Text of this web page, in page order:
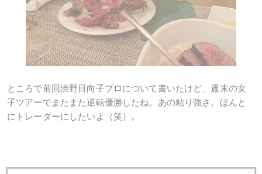
ところで前回渋野日向子プロについて書いたけど、週末の女
子ツアーでまたまた逆転優勝したね。あの粘り強さ。ほんと
にトレーダーにしたいよ（笑）。